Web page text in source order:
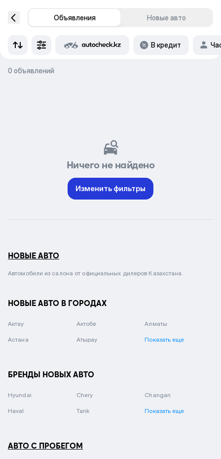
Объявления Новые авто
В кредит
0 объявлений
Ничего не найдено
Изменить фильтры
НОВЫЕ АВТО
Автомобили из салона от официальных дилеров Казахстана.
НОВЫЕ АВТО В ГОРОДАХ
Актау Актобе Алматы
Астана Атырау Показать еще
БРЕНДЫ НОВЫХ АВТО
Hyundai Chery Changan
Haval Tank Показать еще
АВТО С ПРОБЕГОМ